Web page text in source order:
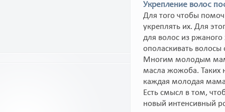
Укрепление волос
Для того чтобы
укреплять их. Для
для волос из
ополаскивать
Многим молодым
масла жожоба. Таких
каждая молодая
Есть смысл в том,
новый интенсивный